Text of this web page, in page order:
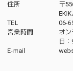
住所
〒
TEL
06-
営業時間
オ
日
E-mail